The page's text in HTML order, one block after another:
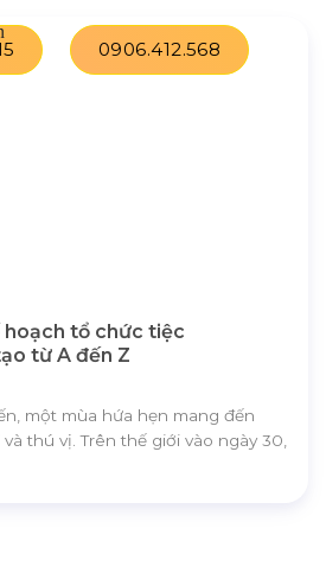
0906.412.568
hoạch tổ chức tiệc
từ A đến Z
một mùa hứa hẹn mang đến
thú vị. Trên thế giới vào ngày 30,